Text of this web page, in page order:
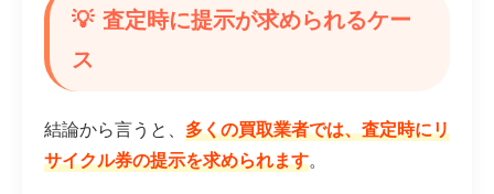
査定時に提示が求められるケー
ス
結論から言うと、 多くの買取業者では、査定時にリ
サイクル券の提示を求められます。